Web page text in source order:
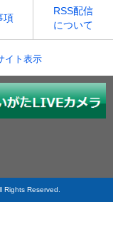
項
RSS配信
について
イト表示
Reserved.